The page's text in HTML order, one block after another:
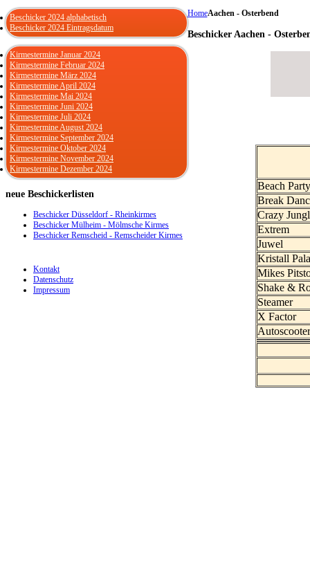
HomeAachen - Osterbend
Beschicker Aachen -
Beach
Break
Crazy
Extrem
Juwel
Kristall
Mikes
Shake &
Steamer
X Factor
Beschicker 2024 alphabetisch
Beschicker 2024 Eintragsdatum
Kirmestermine Januar 2024
Kirmestermine Februar 2024
Kirmestermine März 2024
Kirmestermine April 2024
Kirmestermine Mai 2024
Kirmestermine Juni 2024
Kirmestermine Juli 2024
Kirmestermine August 2024
Kirmestermine September 2024
Kirmestermine Oktober 2024
Kirmestermine November 2024
Kirmestermine Dezember 2024
neue Beschickerlisten
Beschicker Düsseldorf - Rheinkirmes
Beschicker Mülheim - Mölmsche Kirmes
Beschicker Remscheid - Remscheider Kirmes
Kontakt
Datenschutz
Impressum